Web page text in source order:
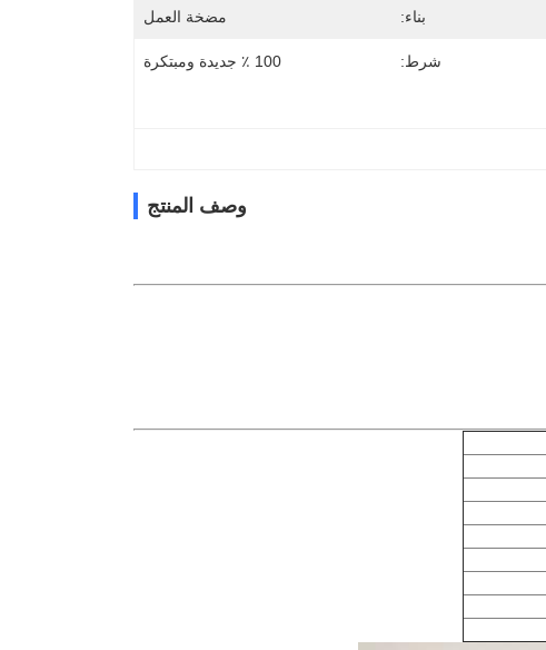
بناء: مضخة العمل
شرط: 100 ٪ جديدة ومبتكرة
وصف المنتج